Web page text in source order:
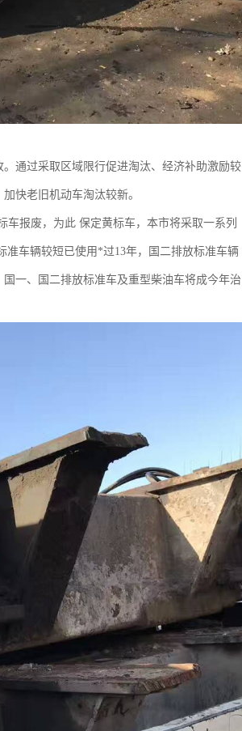
通过采取区域限行促进淘汰、经济补助激励较
快老旧机动车淘汰较新。
报废，为此 保定黄标车，本市将采取一系列
准车辆较短已使用*过13年，国二排放标准车辆
一、国二排放标准车及重型柴油车将成今年治